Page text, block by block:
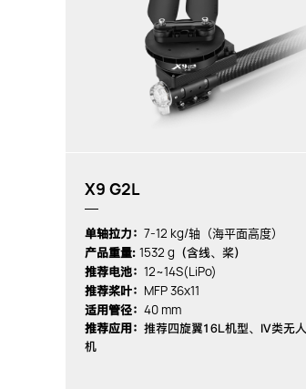
X9 G2L
单轴拉力： 7-12 kg/轴（海平面高度）
产品重量: 1532 g （含线、桨）
推荐电池： 12~14S(LiPo)
推荐桨叶： MFP 36x11
适用管径： 40 mm
推荐应用： 推荐四旋翼16L机型、IV类无人
机